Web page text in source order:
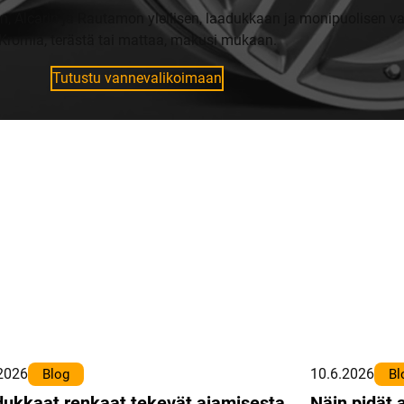
Alcarin ja Rautamon ylellisen, laadukkaan ja monipuolisen
terästä tai mattaa, makusi mukaan.
Tutustu vannevalikoimaan
Blog 10.6.2026